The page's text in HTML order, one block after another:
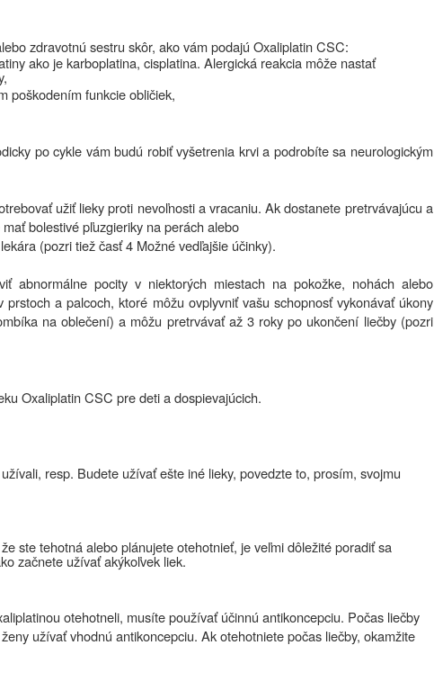
zdravotnú sestru skôr, ako vám podajú Oxaliplatin CSC:
ako je karboplatina, cisplatina. Alergická reakcia môže nastať
poškodením funkcie obličiek,
po cykle vám budú robiť vyšetrenia krvi a podrobíte sa neurologickým
užiť lieky proti nevoľnosti a vracaniu. Ak dostanete pretrvávajúcu a
bolestivé pľuzgieriky na perách alebo
(pozri tiež časť 4 Možné vedľajšie účinky).
abnormálne pocity v niektorých miestach na pokožke, nohách alebo
a palcoch, ktoré môžu ovplyvniť vašu schopnosť vykonávať úkony
na oblečení) a môžu pretrvávať až 3 roky po ukončení liečby (pozri
Oxaliplatin CSC pre deti a dospievajúcich.
resp. Budete užívať ešte iné lieky, povedzte to, prosím, svojmu
ste tehotná alebo plánujete otehotnieť, je veľmi dôležité poradiť sa
začnete užívať akýkoľvek liek.
otehotneli, musíte používať účinnú antikoncepciu. Počas liečby
užívať vhodnú antikoncepciu. Ak otehotniete počas liečby, okamžite